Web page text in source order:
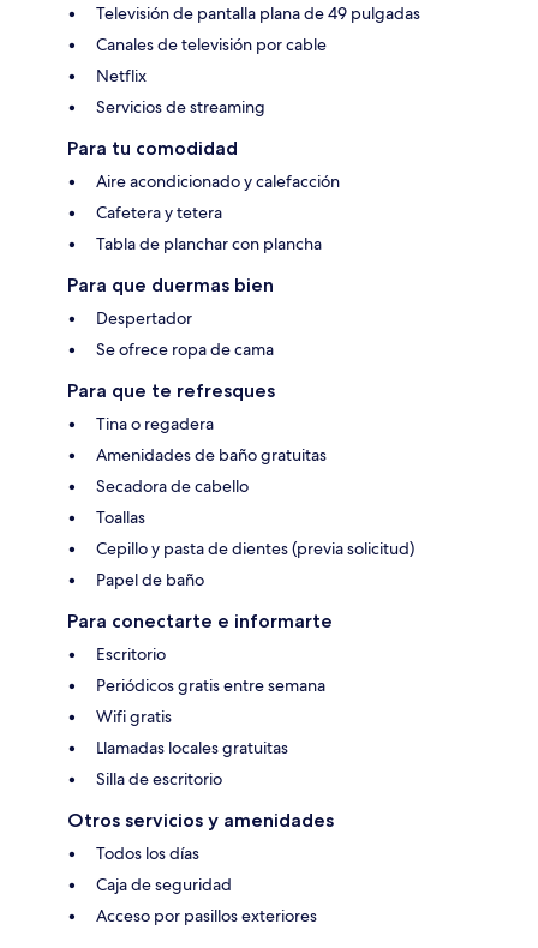
Televisión de pantalla plana de 49 pulgadas
Canales de televisión por cable
Netflix
Servicios de streaming
Para tu comodidad
Aire acondicionado y calefacción
Cafetera y tetera
Tabla de planchar con plancha
Para que duermas bien
Despertador
Se ofrece ropa de cama
Para que te refresques
Tina o regadera
Amenidades de baño gratuitas
Secadora de cabello
Toallas
Cepillo y pasta de dientes (previa solicitud)
Papel de baño
Para conectarte e informarte
Escritorio
Periódicos gratis entre semana
Wifi gratis
Llamadas locales gratuitas
Silla de escritorio
Otros servicios y amenidades
Todos los días
Caja de seguridad
Acceso por pasillos exteriores